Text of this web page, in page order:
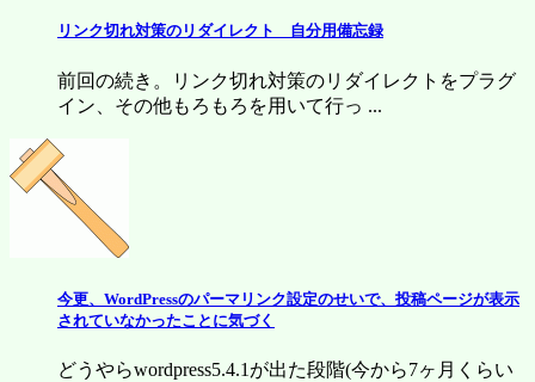
リンク切れ対策のリダイレクト 自分用備忘録
前回の続き。リンク切れ対策のリダイレクトをプラグ
イン、その他もろもろを用いて行っ ...
今更、WordPressのパーマリンク設定のせいで、投稿ページが表示
されていなかったことに気づく
どうやらwordpress5.4.1が出た段階(今から7ヶ月くらい